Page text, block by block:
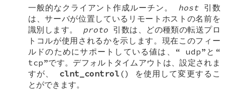
一般的なクライアント作成ルーチン。 host引数
は、サーバが位置しているリモートホストの名前を
識別します。 proto 引数は、どの種類の転送プロ
トコルが使用されるかを示します。現在このフィー
ルドのためにサポートしている値は、“udp”と“
tcp”です。デフォルトタイムアウトは、設定されま
すが、 clnt_control () を使用して変更するこ
とができます。